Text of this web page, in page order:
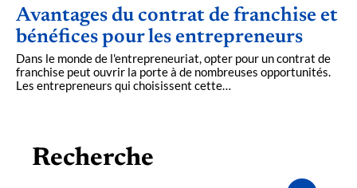
Avantages du contrat de franchise et
bénéfices pour les entrepreneurs
Dans le monde de l'entrepreneuriat, opter pour un contrat de
franchise peut ouvrir la porte à de nombreuses opportunités.
Les entrepreneurs qui choisissent cette…
Recherche